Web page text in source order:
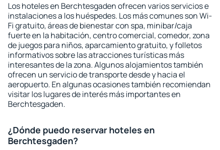
Los hoteles en Berchtesgaden ofrecen varios servicios e
instalaciones a los huéspedes. Los más comunes son Wi-
Fi gratuito, áreas de bienestar con spa, minibar/caja
fuerte en la habitación, centro comercial, comedor, zona
de juegos para niños, aparcamiento gratuito, y folletos
informativos sobre las atracciones turísticas más
interesantes de la zona. Algunos alojamientos también
ofrecen un servicio de transporte desde y hacia el
aeropuerto. En algunas ocasiones también recomiendan
visitar los lugares de interés más importantes en
Berchtesgaden.
¿Dónde puedo reservar hoteles en
Berchtesgaden?